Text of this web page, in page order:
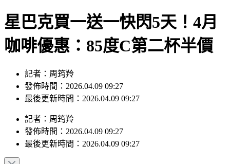
星巴克買一送一快閃5天！4月
咖啡優惠：85度C第二杯半價
發佈時間：2026.04.09 09:27
最後更新時間：2026.04.09 09:27
發佈時間：2026.04.09 09:27
最後更新時間：2026.04.09 09:27